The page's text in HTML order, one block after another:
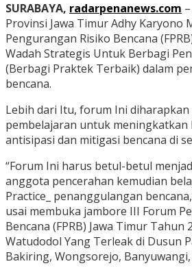
SURABAYA, radarpenanews.com
Provinsi Jawa Timur Adhy Karyono
Pengurangan Risiko Bencana
Wadah Strategis Untuk Berbagi
(Berbagi Praktek Terbaik) dalam
bencana.
Lebih dari Itu, forum Ini diharapkan
pembelajaran untuk meningkatkan
antisipasi dan mitigasi bencana di
“Forum Ini harus betul-betul
anggota pencerahan kemudian
Practice_ penanggulangan
usai membuka jambore III Forum
Bencana (FPRB) Jawa Timur Tahun
Watudodol Yang Terleak di Dusun
Bakiring, Wongsorejo, Banyuwangi,